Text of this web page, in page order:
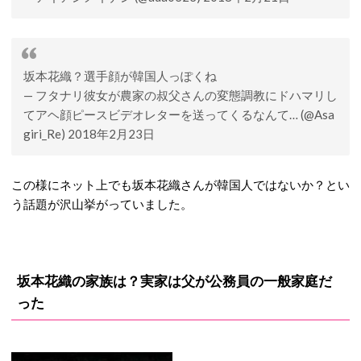
坂本花織？選手顔が韓国人っぽくね
— フタナリ彼女が農家の叔父さんの変態調教にドハマリし
てアヘ顔ピースビデオレターを送ってくるなんて… (@Asa
giri_Re) 2018年2月23日
この様にネット上でも坂本花織さんが韓国人ではないか？とい
う話題が沢山挙がっていました。
坂本花織の家族は？実家は父が公務員の一般家庭だ
った